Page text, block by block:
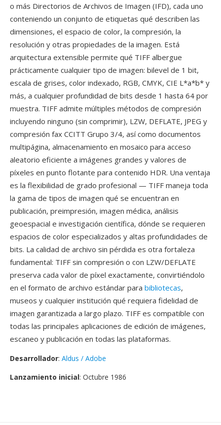
o más Directorios de Archivos de Imagen (IFD), cada uno
conteniendo un conjunto de etiquetas qué describen las
dimensiones, el espacio de color, la compresión, la
resolución y otras propiedades de la imagen. Está
arquitectura extensible permite qué TIFF albergue
prácticamente cualquier tipo de imagen: bilevel de 1 bit,
escala de grises, color indexado, RGB, CMYK, CIE L*a*b* y
más, a cualquier profundidad de bits desde 1 hasta 64 por
muestra. TIFF admite múltiples métodos de compresión
incluyendo ninguno (sin comprimir), LZW, DEFLATE, JPEG y
compresión fax CCITT Grupo 3/4, así como documentos
multipágina, almacenamiento en mosaico para acceso
aleatorio eficiente a imágenes grandes y valores de
píxeles en punto flotante para contenido HDR. Una ventaja
es la flexibilidad de grado profesional — TIFF maneja toda
la gama de tipos de imagen qué se encuentran en
publicación, preimpresión, imagen médica, análisis
geoespacial e investigación científica, dónde se requieren
espacios de color especializados y altas profundidades de
bits. La calidad de archivo sin pérdida es otra fortaleza
fundamental: TIFF sin compresión o con LZW/DEFLATE
preserva cada valor de píxel exactamente, convirtiéndolo
en el formato de archivo estándar para bibliotecas,
museos y cualquier institución qué requiera fidelidad de
imagen garantizada a largo plazo. TIFF es compatible con
todas las principales aplicaciones de edición de imágenes,
escaneo y publicación en todas las plataformas.
Desarrollador: Aldus / Adobe
Lanzamiento inicial: Octubre 1986